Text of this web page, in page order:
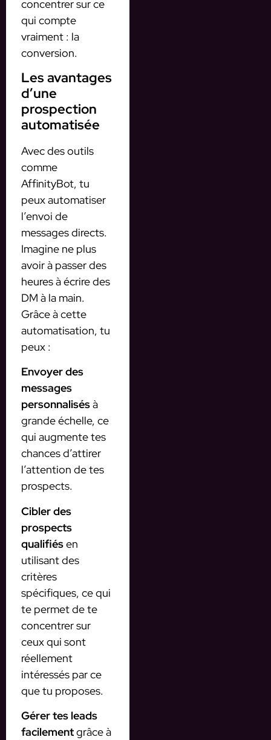
concentrer sur ce
qui compte
vraiment : la
conversion.
Les avantages
d’une
prospection
automatisée
Avec des outils
comme
AffinityBot, tu
peux automatiser
l’envoi de
messages directs.
Imagine ne plus
avoir à passer des
heures à écrire des
DM à la main.
Grâce à cette
automatisation, tu
peux :
Envoyer des
messages
personnalisésà
grande échelle, ce
qui augmente tes
chances d’attirer
l’attention de tes
prospects.
Cibler des
prospects
qualifiésen
utilisant des
critères
spécifiques, ce qui
te permet de te
concentrer sur
ceux qui sont
réellement
intéressés par ce
que tu proposes.
Gérer tes leads
facilementgrâce à